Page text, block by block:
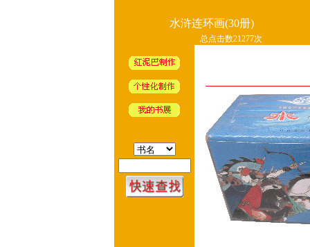
水浒连环画(30册)
总点击数21277次